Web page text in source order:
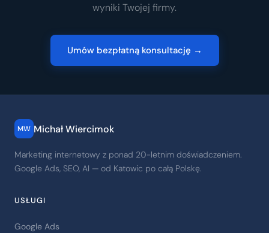
wyniki Twojej firmy.
Umów bezpłatną konsultację →
MW Michał Wiercimok
Marketing internetowy z ponad 20-letnim doświadczeniem.
Google Ads, SEO, AI — od Katowic po całą Polskę.
USŁUGI
Google Ads